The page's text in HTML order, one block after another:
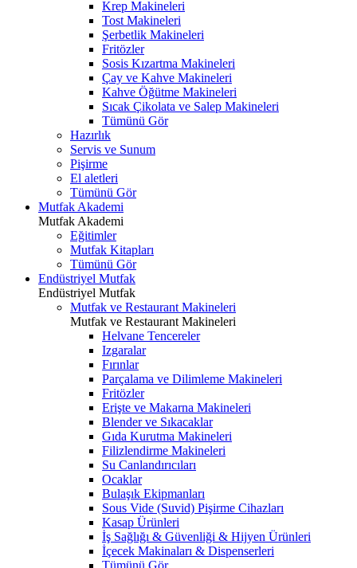
Krep Makineleri
Tost Makineleri
Şerbetlik Makineleri
Fritözler
Sosis Kızartma Makineleri
Çay ve Kahve Makineleri
Kahve Öğütme Makineleri
Sıcak Çikolata ve Salep Makineleri
Tümünü Gör
Hazırlık
Servis ve Sunum
Pişirme
El aletleri
Tümünü Gör
Mutfak Akademi
Mutfak Akademi
Eğitimler
Mutfak Kitapları
Tümünü Gör
Endüstriyel Mutfak
Endüstriyel Mutfak
Mutfak ve Restaurant Makineleri
Mutfak ve Restaurant Makineleri
Helvane Tencereler
Izgaralar
Fırınlar
Parçalama ve Dilimleme Makineleri
Fritözler
Erişte ve Makarna Makineleri
Blender ve Sıkacaklar
Gıda Kurutma Makineleri
Filizlendirme Makineleri
Su Canlandırıcıları
Ocaklar
Bulaşık Ekipmanları
Sous Vide (Suvid) Pişirme Cihazları
Kasap Ürünleri
İş Sağlığı & Güvenliği & Hijyen Ürünleri
İçecek Makinaları & Dispenserleri
Tümünü Gör